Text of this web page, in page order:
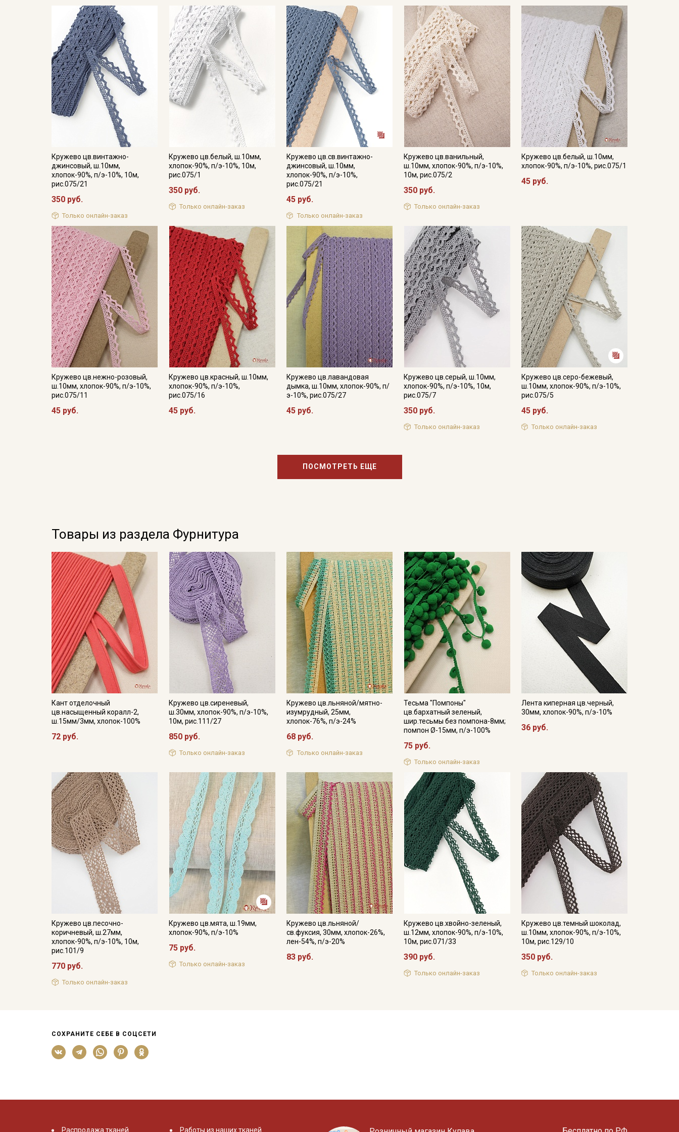
Кружево цв.винтажно-
джинсовый, ш.10мм,
хлопок-90%, п/э-10%, 10м,
рис.075/21
350 руб.
Только онлайн-заказ
Кружево цв.белый, ш.10мм,
хлопок-90%, п/э-10%, 10м,
рис.075/1
350 руб.
Только онлайн-заказ
Кружево цв.св.винтажно-
джинсовый, ш.10мм,
хлопок-90%, п/э-10%,
рис.075/21
45 руб.
Только онлайн-заказ
Кружево цв.ванильный,
ш.10мм, хлопок-90%, п/э-10%,
10м, рис.075/2
350 руб.
Только онлайн-заказ
Кружево цв.белый, ш.10мм,
хлопок-90%, п/э-10%, рис.075/1
45 руб.
Кружево цв.нежно-розовый,
ш.10мм, хлопок-90%, п/э-10%,
рис.075/11
45 руб.
Кружево цв.красный, ш.10мм,
хлопок-90%, п/э-10%,
рис.075/16
45 руб.
Кружево цв.лавандовая
дымка, ш.10мм, хлопок-90%, п/
э-10%, рис.075/27
45 руб.
Кружево цв.серый, ш.10мм,
хлопок-90%, п/э-10%, 10м,
рис.075/7
350 руб.
Только онлайн-заказ
Кружево цв.серо-бежевый,
ш.10мм, хлопок-90%, п/э-10%,
рис.075/5
45 руб.
Только онлайн-заказ
ПОСМОТРЕТЬ ЕЩЕ
Товары из раздела Фурнитура
Кант отделочный
цв.насыщенный коралл-2,
ш.15мм/3мм, хлопок-100%
72 руб.
Кружево цв.сиреневый,
ш.30мм, хлопок-90%, п/э-10%,
10м, рис.111/27
850 руб.
Только онлайн-заказ
Кружево цв.льняной/мятно-
изумрудный, 25мм,
хлопок-76%, п/э-24%
68 руб.
Только онлайн-заказ
Тесьма "Помпоны"
цв.бархатный зеленый,
шир.тесьмы без помпона-8мм;
помпон Ø-15мм, п/э-100%
75 руб.
Только онлайн-заказ
Лента киперная цв.черный,
30мм, хлопок-90%, п/э-10%
36 руб.
Кружево цв.песочно-
коричневый, ш.27мм,
хлопок-90%, п/э-10%, 10м,
рис.101/9
770 руб.
Только онлайн-заказ
Кружево цв.мята, ш.19мм,
хлопок-90%, п/э-10%
75 руб.
Только онлайн-заказ
Кружево цв.льняной/
св.фуксия, 30мм, хлопок-26%,
лен-54%, п/э-20%
83 руб.
Кружево цв.хвойно-зеленый,
ш.12мм, хлопок-90%, п/э-10%,
10м, рис.071/33
390 руб.
Только онлайн-заказ
Кружево цв.темный шоколад,
ш.10мм, хлопок-90%, п/э-10%,
10м, рис.129/10
350 руб.
Только онлайн-заказ
СОХРАНИТЕ СЕБЕ В СОЦСЕТИ
Распродажа тканей Работы из наших тканей
Секретная рассылка от
Купава
Мы публикуем здесь дополнительные
промокоды и скидки до 30% на узкие
категории тканей
Электронная почта
Подписаться
Ознакомлен(а) сПолитикой обработки персональных
данных
и даюСогласие на обработку персональных
Согласие на получение рекламных и
информационных рассылок